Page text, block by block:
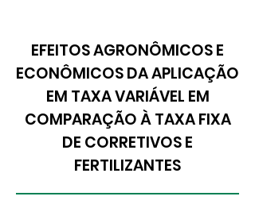
EFEITOS AGRONÔMICOS E
ECONÔMICOS DA APLICAÇÃO
EM TAXA VARIÁVEL EM
COMPARAÇÃO À TAXA FIXA
DE CORRETIVOS E
FERTILIZANTES